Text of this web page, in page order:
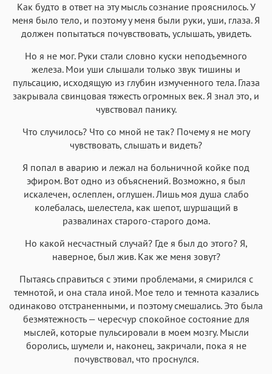
Как будто в ответ на эту мысль сознание прояснилось. У
меня было тело, и поэтому у меня были руки, уши, глаза. Я
должен попытаться почувствовать, услышать, увидеть.
Но я не мог. Руки стали словно куски неподъемного
железа. Мои уши слышали только звук тишины и
пульсацию, исходящую из глубин измученного тела. Глаза
закрывала свинцовая тяжесть огромных век. Я знал это, и
чувствовал панику.
Что случилось? Что со мной не так? Почему я не могу
чувствовать, слышать и видеть?
Я попал в аварию и лежал на больничной койке под
эфиром. Вот одно из объяснений. Возможно, я был
искалечен, ослеплен, оглушен. Лишь моя душа слабо
колебалась, шелестела, как шепот, шуршащий в
развалинах старого-старого дома.
Но какой несчастный случай? Где я был до этого? Я,
наверное, был жив. Как же меня зовут?
Пытаясь справиться с этими проблемами, я смирился с
темнотой, и она стала иной. Мое тело и темнота казались
одинаково отстраненными, и поэтому смешались. Это была
безмятежность — чересчур спокойное состояние для
мыслей, которые пульсировали в моем мозгу. Мысли
боролись, шумели и, наконец, закричали, пока я не
почувствовал, что проснулся.